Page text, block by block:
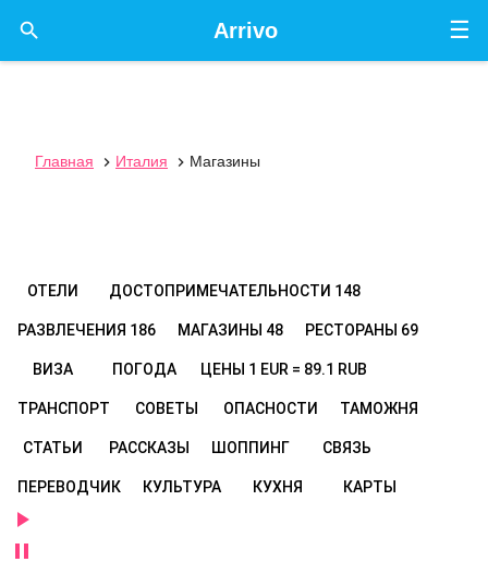
☰
Arrivo

Главная  Италия  Магазины
ОТЕЛИ ДОСТОПРИМЕЧАТЕЛЬНОСТИ 148
РАЗВЛЕЧЕНИЯ 186 МАГАЗИНЫ 48 РЕСТОРАНЫ 69
ВИЗА ПОГОДА ЦЕНЫ 1 EUR = 89.1 RUB
ТРАНСПОРТ СОВЕТЫ ОПАСНОСТИ ТАМОЖНЯ
СТАТЬИ РАССКАЗЫ ШОППИНГ СВЯЗЬ
ПЕРЕВОДЧИК КУЛЬТУРА КУХНЯ КАРТЫ

